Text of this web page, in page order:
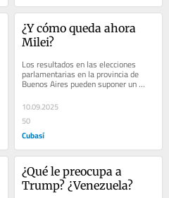
¿Y cómo queda ahora
Milei?
Los resultados en las elecciones
parlamentarias en la provincia de
Buenos Aires pueden suponer un
antes y un después en la realidad
política...
10.09.2025
50
Cubasí
¿Qué le preocupa a
Trump? ¿Venezuela?